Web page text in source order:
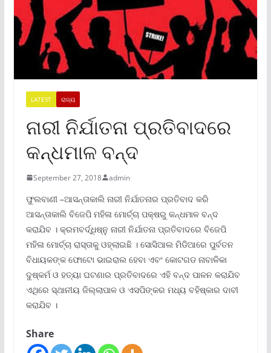
LATEST ରାଜ୍ୟ
ନାରୀ ନିର୍ଯାତନା ପ୍ରତିବାଦରେ
କନ୍ଧମାଳ ବନ୍ଦ
September 27, 2018 admin
ଫୁଲବାଣୀ –ଆସନ୍ତାକାଲି ନାରୀ ନିର୍ଯାତନାର ପ୍ରତିବାଦ କରି
ଆସନ୍ତାକାଲି ବିଜେପି ମହିଳା ମୋର୍ଚ୍ଚା ପକ୍ଷରୁ କନ୍ଧମାଳ ବନ୍ଦ
କରାଯିବ । କ୍ରମବର୍ଦ୍ଧିଷ୍ନୁ ନାରୀ ନିର୍ଯାତନା ପ୍ରତିବାଦରେ ବିଜେପି
ମହିଳା ମୋର୍ଚ୍ଚା ରାସ୍ତାକୁ ଓହ୍ଲାଇଛି । ସୋସିଆଲ ମିଡିଆରେ ପୁର୍ବତନ
ବିଧାୟକଙ୍କ ଫୋଟୋ ଭାଇରାଲ ହେବା ଏବଂ କୋଟଗଡ ନାବାଳିକା
ଦୁଷ୍କର୍ମ ଓ ହତ୍ୟା ଘଟଣାର ପ୍ରତିବାଦରେ ଏହି ବନ୍ଦ ପାଳନ କରାଯିବ
ଏଥିରେ ସ୍ଥାନୀୟ ଜିଲ୍ଲାପାଳ ଓ ଏସପିଙ୍କର ମଧ୍ୟ ବହିଷ୍କାର ଦାବୀ
କରାଯିବ ।
Share